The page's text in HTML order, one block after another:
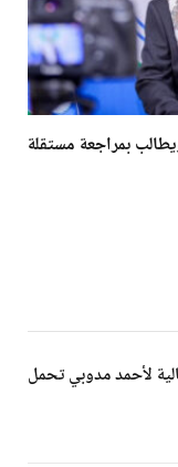
بمراجعة مستقلة
لأحمد مدوبي تحمل